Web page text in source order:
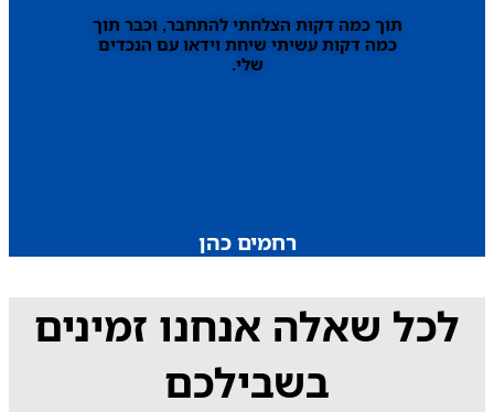
תוך כמה דקות הצלחתי להתחבר, וכבר תוך
כמה דקות עשיתי שיחת וידאו עם הנכדים
שלי.
רחמים כהן
לכל שאלה אנחנו זמינים
בשבילכם